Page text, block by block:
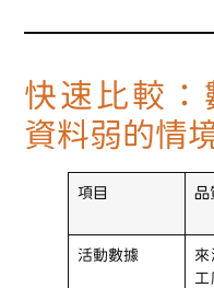
快速比較：
資料弱的情
項目 品
活動數據
工